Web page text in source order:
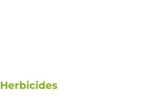
Herbicides